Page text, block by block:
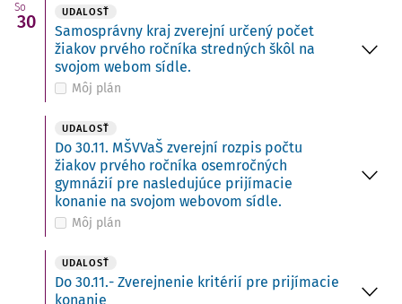
So
30 UDALOSŤ
Samosprávny kraj zverejní určený počet
žiakov prvého ročníka stredných škôl na
svojom webom sídle.
Môj plán
UDALOSŤ
Do 30.11. MŠVVaŠ zverejní rozpis počtu
žiakov prvého ročníka osemročných
gymnázií pre nasledujúce prijímacie
konanie na svojom webovom sídle.
Môj plán
UDALOSŤ
Do 30.11.- Zverejnenie kritérií pre prijímacie
konanie